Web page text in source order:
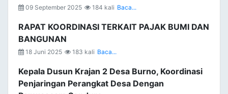
09 September 2025 184 kali Baca...
RAPAT KOORDINASI TERKAIT PAJAK BUMI DAN
BANGUNAN
18 Juni 2025 183 kali Baca...
Kepala Dusun Krajan 2 Desa Burno, Koordinasi
Penjaringan Perangkat Desa Dengan